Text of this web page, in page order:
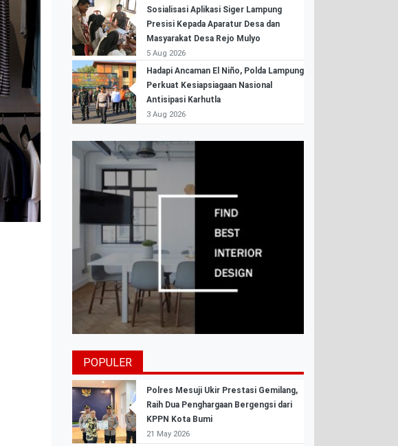
Sosialisasi Aplikasi Siger Lampung
Presisi Kepada Aparatur Desa dan
Masyarakat Desa Rejo Mulyo
5 Aug 2026
Hadapi Ancaman El Niño, Polda Lampung
Perkuat Kesiapsiagaan Nasional
Antisipasi Karhutla
3 Aug 2026
POPULER
Polres Mesuji Ukir Prestasi Gemilang,
Raih Dua Penghargaan Bergengsi dari
KPPN Kota Bumi
21 May 2026